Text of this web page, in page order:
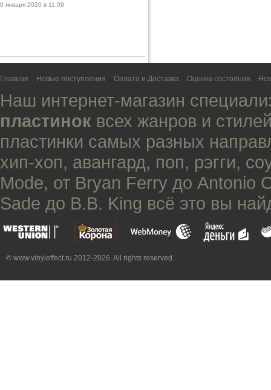
6 января 2020 в 11:09
Главная Новые поступления Оплата и Доставка Оценка состояния
Наш интернет-магазин
пластинок всех жанров и
пластинки самых разных
хип-хоп, авангард, поп, рэгги,
Mode, от Bryan Ferry до Antonio
Sade до B.B. King всё это вы
© www.vinyleffect.ru 2012-2026. All rights reserved.